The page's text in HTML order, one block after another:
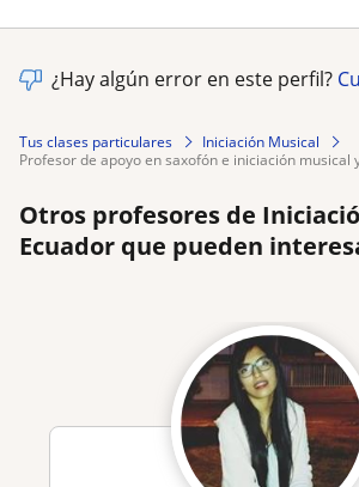
¿Hay algún error en este perfil?
Tus clases particulares
Iniciación Musical
profesor de apoyo en saxofón e iniciación musical
Otros profesores de
Ecuador que pueden